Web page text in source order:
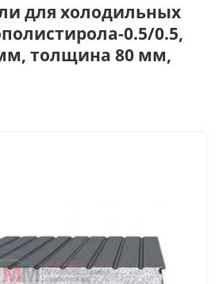
для холодильных
0.5/0.5,
толщина 80 мм,